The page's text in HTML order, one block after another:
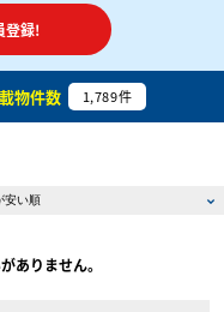
登録!
物件数 1,789件
ありません。